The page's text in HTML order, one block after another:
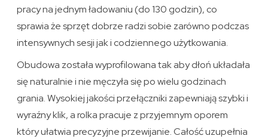
pracy na jednym ładowaniu (do 130 godzin), co
sprawia że sprzęt dobrze radzi sobie zarówno podczas
intensywnych sesji jak i codziennego użytkowania.
Obudowa została wyprofilowana tak aby dłoń układała
się naturalnie i nie męczyła się po wielu godzinach
grania. Wysokiej jakości przełączniki zapewniają szybki i
wyraźny klik, a rolka pracuje z przyjemnym oporem
który ułatwia precyzyjne przewijanie. Całość uzupełnia